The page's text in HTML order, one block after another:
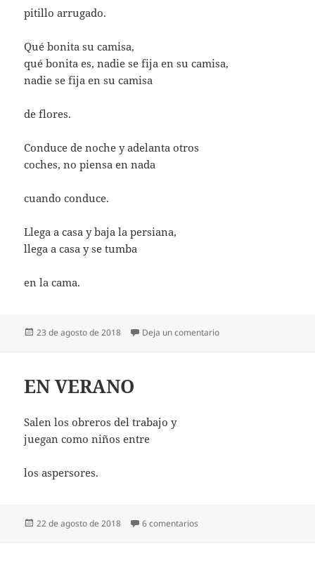
pitillo arrugado.
Qué bonita su camisa,
qué bonita es, nadie se fija en su camisa,
nadie se fija en su camisa
de flores.
Conduce de noche y adelanta otros
coches, no piensa en nada
cuando conduce.
Llega a casa y baja la persiana,
llega a casa y se tumba
en la cama.
Publicado
23 de agosto de 2018 Deja un comentarioen MI PERFECTO
EN VERANO
Salen los obreros del trabajo y
juegan como niños entre
los aspersores.
Publicado
22 de agosto de 2018 6 comentarios